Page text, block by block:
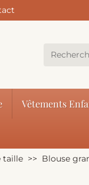
Vêtements
taille Blouse